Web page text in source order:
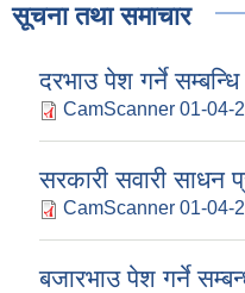
सूचना तथा समाचार
दरभाउ पेश गर्ने
CamScanner 01-04-
सरकारी सवारी साधन
CamScanner 01-04-
बजारभाउ पेश गर्ने